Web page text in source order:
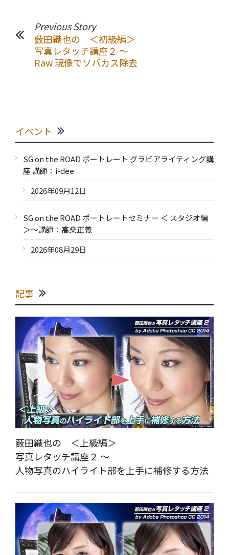
Previous Story
薮田織也の ＜初級編＞
写真レタッチ講座２ ～
Raw 現像でソバカス除去
イベント
SG on the ROAD ポートレート グラビアライティング講
座 講師：i-dee
2026年09月12日
SG on the ROAD ポートレートセミナー ＜ スタジオ編
＞～講師：高桑正義
2026年08月29日
記事
薮田織也の ＜上級編＞
写真レタッチ講座２ ～
人物写真のハイライト部を上手に補修する方法